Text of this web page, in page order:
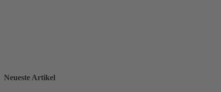
Neueste Artikel